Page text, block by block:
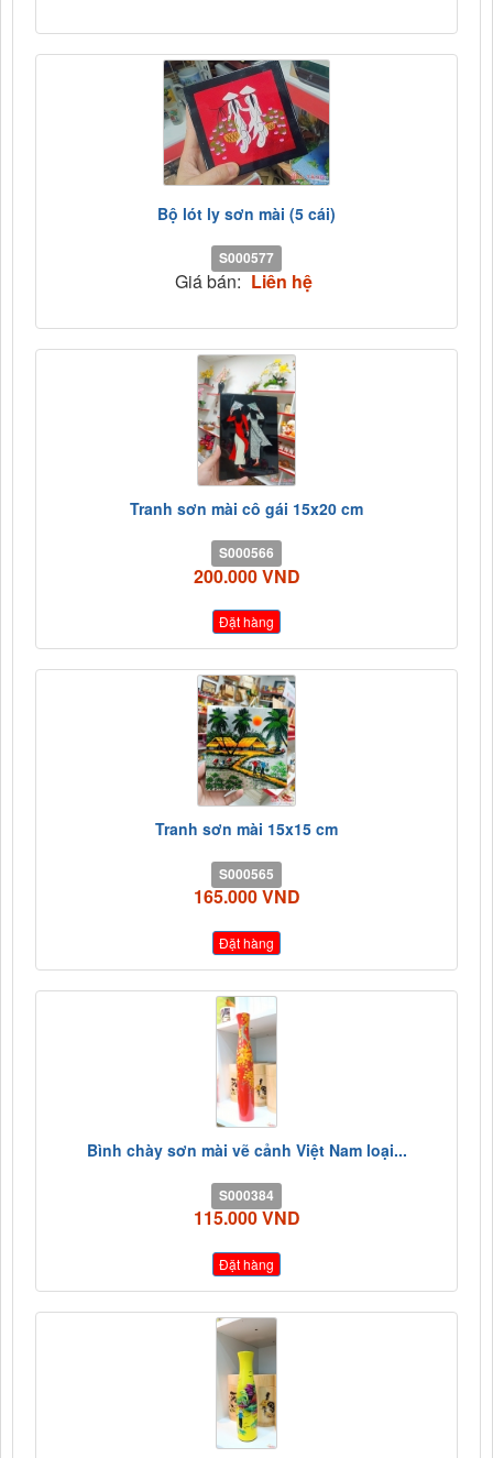
Bộ lót ly sơn mài (5 cái)
S000577
Giá bán: Liên hệ
Tranh sơn mài cô gái 15x20 cm
S000566
200.000 VND
Đặt hàng
Tranh sơn mài 15x15 cm
S000565
165.000 VND
Đặt hàng
Bình chày sơn mài vẽ cảnh Việt Nam loại...
S000384
115.000 VND
Đặt hàng